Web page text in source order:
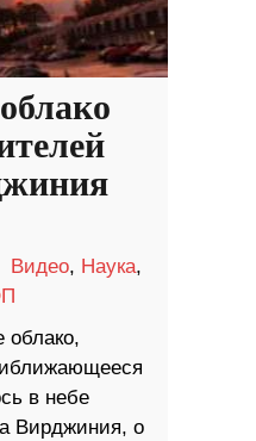
Видео, Наука,
облако,
в небе
Вирджиния, о